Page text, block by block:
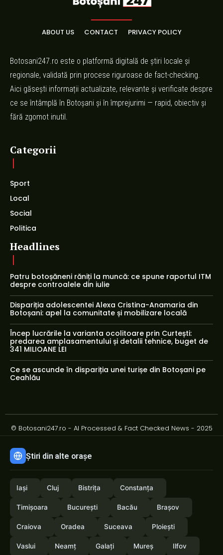
ABOUT US CONTACT PRIVACY POLICY
Botosani247.ro este o platformă digitală de știri locale și
regionale, validată prin procese riguroase de fact-checking.
Aici găsești informații actualizate, relevante și verificate despre
ce se întâmplă în Botoșani și în împrejurimi — rapid, obiectiv și
fără zgomot inutil.
Categorii
Sport
Local
Social
Politica
Headlines
Patru botoșăneni răniți la muncă: ce spune raportul ITM
despre controalele din iulie
Dispariția adolescentei Alexa Cristina-Anamaria din
Botoșani: apel la comunitate și mobilizare locală
Încep lucrările la varianta ocolitoare prin Curtești:
predarea amplasamentului și detalii tehnice, buget de
341 MILIOANE LEI
Ce se ascunde în dispariția unei turișe din Botoșani pe
Ceahlău
© Botosani247.ro - AI Processed & Fact Checked News - 2025
Știri din alte orașe
Iași Cluj Bistrița Constanța
Timișoara București Bacău Brașov
Craiova Oradea Suceava Ploiești
Vaslui Neamț Galați Mureș Ilfov